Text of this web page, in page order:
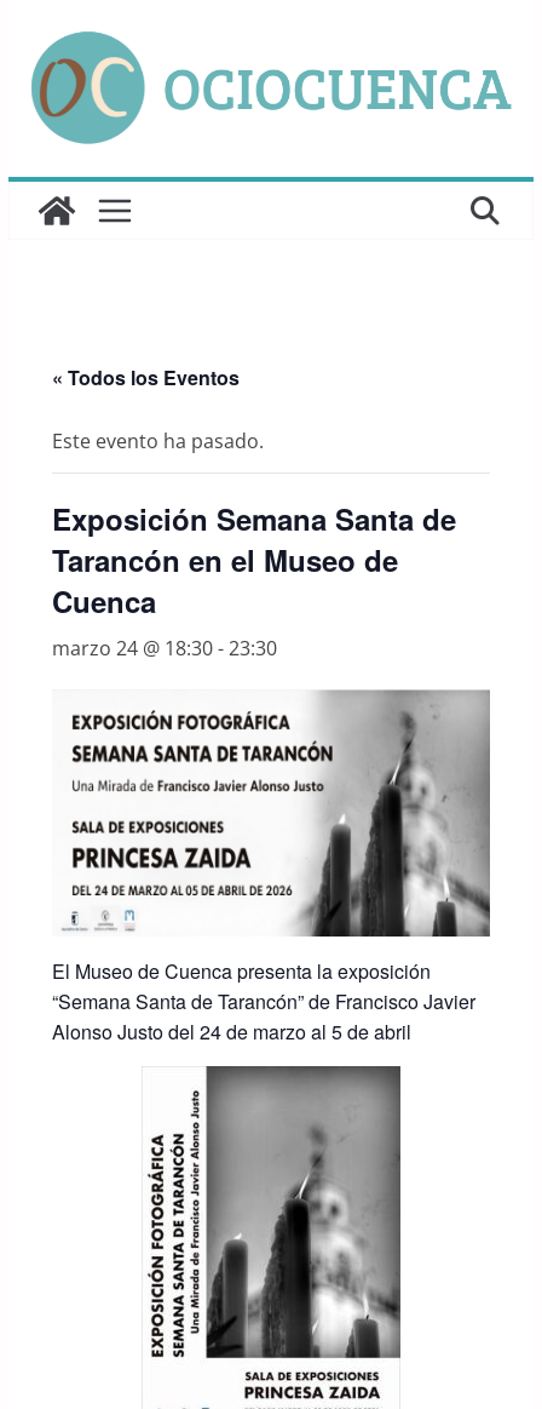
contenido
« Todos los Eventos
Este evento ha pasado.
Exposición Semana Santa de
Tarancón en el Museo de
Cuenca
marzo 24 @ 18:30-23:30
El MuseodeCuencapresenta laexposición
“SemanaSantadeTarancón”de FranciscoJavier
AlonsoJustodel 24de marzoal 5deabril